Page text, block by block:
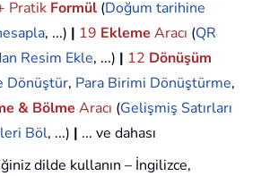
Pratik Formül (Doğum tarihine
, ...) | 19 Ekleme Aracı (QR
Resim Ekle, ...) | 12 Dönüşüm
Dönüştür, Para Birimi Dönüştürme,
& Bölme Aracı (Gelişmiş Satırları
Böl, ...) | ... ve dahası
dilde kullanın – İngilizce,